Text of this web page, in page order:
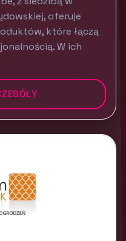
oferuje
które łączą
W ich